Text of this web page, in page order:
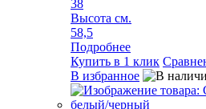
38
Высота см.
58,5
Подробнее
Купить в 1 клик
В избранное